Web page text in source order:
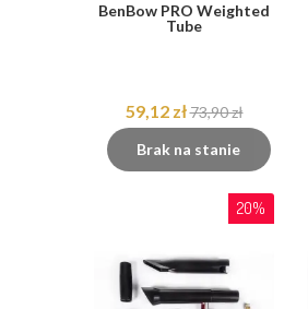
BenBow PRO Weighted
Tube
59,12 zł73,90 zł
Brak na stanie
20%